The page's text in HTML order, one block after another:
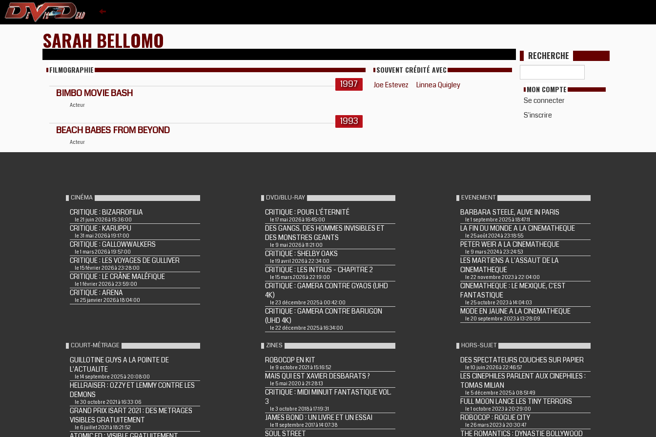
SARAH BELLOMO
FILMOGRAPHIE
1997
BIMBO MOVIE BASH
Acteur
1993
BEACH BABES FROM BEYOND
Acteur
SOUVENT CRÉDITÉ AVEC
Joe Estevez Linnea Quigley
RECHERCHE
MON COMPTE
Se connecter
S'inscrire
CINÉMA
CRITIQUE : BIZARROFILIA
le 21 juin 2026 à 15:36:00
CRITIQUE : KARUPPU
le 31 mai 2026 à 19:17:00
CRITIQUE : GALLOWWALKERS
le 1 mars 2026 à 19:57:00
CRITIQUE : LES VOYAGES DE GULLIVER
le 15 février 2026 à 23:28:00
CRITIQUE : LE CRÂNE MALÉFIQUE
le 1 février 2026 à 23:59:00
CRITIQUE : ARENA
le 25 janvier 2026 à 18:04:00
DVD/BLU-RAY
CRITIQUE : POUR L'ÉTERNITÉ
le 17 mai 2026 à 16:45:00
DES GANGS, DES HOMMES INVISIBLES ET
DES MONSTRES GEANTS
le 9 mai 2026 à 11:21:00
CRITIQUE : SHELBY OAKS
le 19 avril 2026 à 22:34:00
CRITIQUE : LES INTRUS - CHAPITRE 2
le 15 mars 2026 à 22:19:00
CRITIQUE : GAMERA CONTRE GYAOS (UHD
4K)
le 23 décembre 2025 à 00:42:00
CRITIQUE : GAMERA CONTRE BARUGON
(UHD 4K)
le 22 décembre 2025 à 16:34:00
EVENEMENT
BARBARA STEELE, ALIVE IN PARIS
le 1 septembre 2025 à 18:47:11
LA FIN DU MONDE A LA CINEMATHEQUE
le 25 août 2024 à 23:18:55
PETER WEIR A LA CINEMATHEQUE
le 9 mars 2024 à 23:24:53
LES MARTIENS A L'ASSAUT DE LA
CINEMATHEQUE
le 22 novembre 2023 à 22:04:00
CINEMATHEQUE : LE MEXIQUE, C'EST
FANTASTIQUE
le 25 octobre 2023 à 14:04:03
MODE EN JAUNE A LA CINEMATHEQUE
le 20 septembre 2023 à 13:28:09
COURT-MÉTRAGE
GUILLOTINE GUYS A LA POINTE DE
L'ACTUALITE
le 14 septembre 2025 à 20:08:00
HELLRAISER : OZZY ET LEMMY CONTRE LES
DEMONS
le 30 octobre 2021 à 16:33:06
GRAND PRIX ISART 2021 : DES METRAGES
VISIBLES GRATUITEMENT
le 6 juillet 2021 à 18:21:52
ZINES
ROBOCOP EN KIT
le 9 octobre 2021 à 15:16:52
MAIS QUI EST XAVIER DESBARATS ?
le 5 mai 2020 à 21:28:13
CRITIQUE : MIDI MINUIT FANTASTIQUE VOL.
3
le 3 octobre 2018 à 17:19:31
JAMES BOND : UN LIVRE ET UN ESSAI
le 11 septembre 2017 à 14:07:38
SOUL STREET
HORS-SUJET
DES SPECTATEURS COUCHES SUR PAPIER
le 10 juin 2026 à 22:46:57
LES CINEPHILES PARLENT AUX CINEPHILES :
TOMAS MILIAN
le 5 décembre 2025 à 08:51:49
FULL MOON LANCE LES TINY TERRORS
le 1 octobre 2023 à 20:29:00
ROBOCOP : ROGUE CITY
le 26 mars 2023 à 20:30:47
THE ROMANTICS : DYNASTIE BOLLYWOOD